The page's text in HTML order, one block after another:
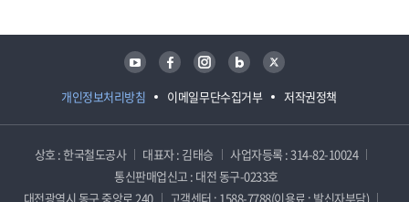
개인정보처리방침 이메일무단수집거부 저작권정책
유튜브 페이스북 인스타그램 블로그 트위터
상호 : 한국철도공사 대표자 : 김태승
사업자등록 : 314-82-10024
통신판매업신고 : 대전 동구-0233호
대전광역시 동구 중앙로 240
고객센터 : 1588-7788(이용료 : 발신자부담)